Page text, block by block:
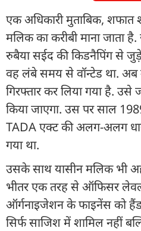
एक अधिकारी मुताबिक, शफात
मलिक का करीबी माना जाता
रुबैया सईद की किडनैपिंग से
वह लंबे समय से वॉन्टेड था. अब
गिरफ्तार कर लिया गया है.
किया जाएगा. उस पर साल
TADA एक्ट की अलग-अलग
गया था.
उसके साथ यासीन मलिक भी
भीतर एक तरह से ऑफिसर
ऑर्गनाइजेशन के फाइनेंस को
सिर्फ साजिश में शामिल नहीं